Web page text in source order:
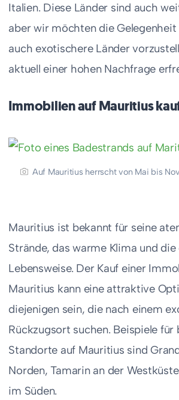
Italien. Diese Länder sind auch
aber wir möchten die Gelegenheit
auch exotischere Länder
aktuell einer hohen Nachfrage
Immobilien auf Mauritius
Auf Mauritius herrscht von Mai bis
Mauritius ist bekannt für seine
Strände, das warme Klima und
Lebensweise. Der Kauf einer
Mauritius kann eine attraktive
diejenigen sein, die nach einem
Rückzugsort suchen. Beispiele für
Standorte auf Mauritius sind
Norden, Tamarin an der
im Süden.